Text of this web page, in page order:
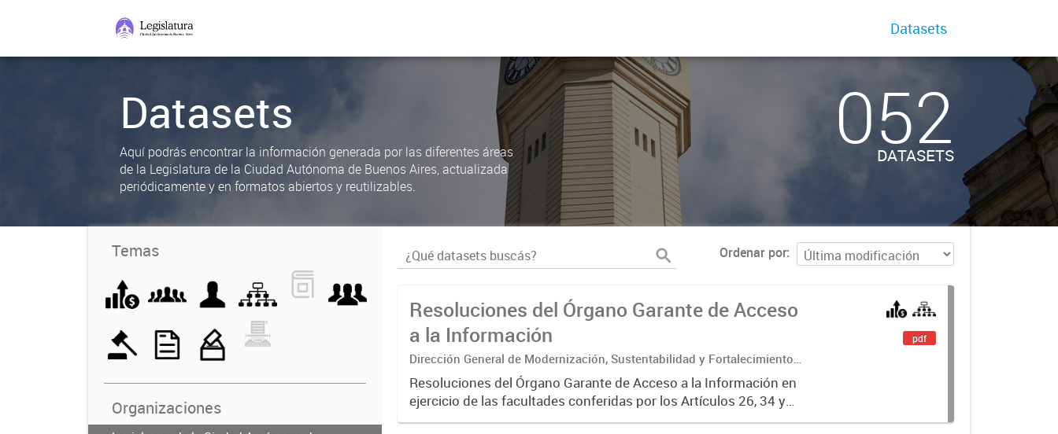
Datasets
Datasets
Aquí podrás encontrar la información generada por las diferentes áreas
de la Legislatura de la Ciudad Autónoma de Buenos Aires, actualizada
periódicamente y en formatos abiertos y reutilizables.
052
DATASETS
Temas
Organizaciones
Ordenar por
Resoluciones del Órgano Garante de Acceso
a la Información
Dirección General de Modernización, Sustentabilidad y Fortalecimiento
Institucional
Resoluciones del Órgano Garante de Acceso a la Información en
ejercicio de las facultades conferidas por los Artículos 26, 34 y
35 de la Ley N° 104 y su modificatoria.
pdf